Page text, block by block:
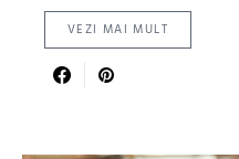
VEZI MAI MULT